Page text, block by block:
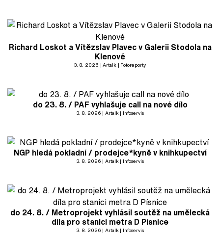
Richard Loskot a Vítězslav Plavec v Galerii Stodola na
Klenové
3. 8. 2026 Artalk Fotoreporty
do 23. 8. / PAF vyhlašuje call na nové dílo
3. 8. 2026 Artalk Infoservis
NGP hledá pokladní / prodejce*kyně v knihkupectví
3. 8. 2026 Artalk Infoservis
do 24. 8. / Metroprojekt vyhlásil soutěž na umělecká
díla pro stanici metra D Písnice
3. 8. 2026 Artalk Infoservis